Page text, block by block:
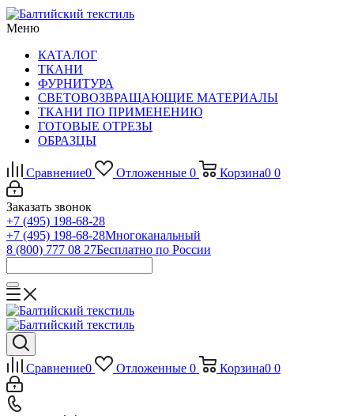
Меню
КАТАЛОГ
ТКАНИ
ФУРНИТУРА
СВЕТОВОЗВРАЩАЮЩИЕ МАТЕРИАЛЫ
ТКАНИ ПО ПРИМЕНЕНИЮ
ГОТОВЫЕ ОТРЕЗЫ
ОБРАЗЦЫ
Сравнение0 Отложенные 0 Корзина0 0
Заказать звонок
+7 (495) 198-68-28
+7 (495) 198-68-28Многоканальный
8 (800) 777 08 27Бесплатно по России
Сравнение0 Отложенные 0 Корзина0 0